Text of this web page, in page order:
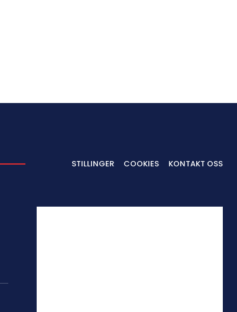
STILLINGER COOKIES KONTAKT OSS